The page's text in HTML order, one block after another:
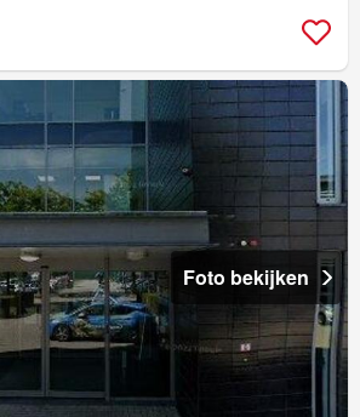
Foto bekijken